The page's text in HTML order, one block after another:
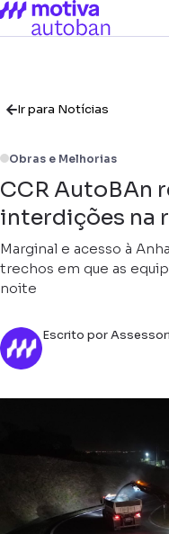
Ir para Notícias
Obras e Melhorias
CCR AutoBAn
interdições na
Marginal e acesso à
trechos em que as
noite
Escrito por